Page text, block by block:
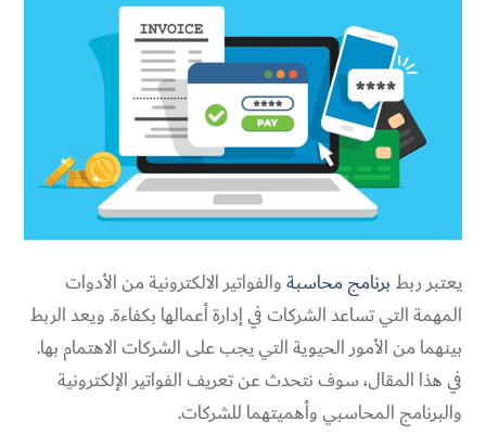
يعتبر ربط برنامج محاسبةوالفواتير الالكترونية من الأدوات
المهمة التي تساعد الشركات في إدارة أعمالها بكفاءة. ويعد الربط
بينهما من الأمور الحيوية التي يجب على الشركات الاهتمام بها.
في هذا المقال، سوف نتحدث عن تعريف الفواتير الإلكترونية
والبرنامج المحاسبي وأهميتهما للشركات.